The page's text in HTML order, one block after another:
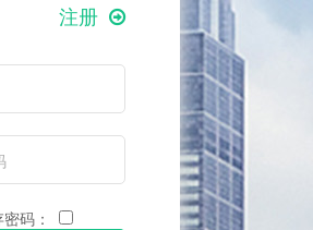
注册
码：